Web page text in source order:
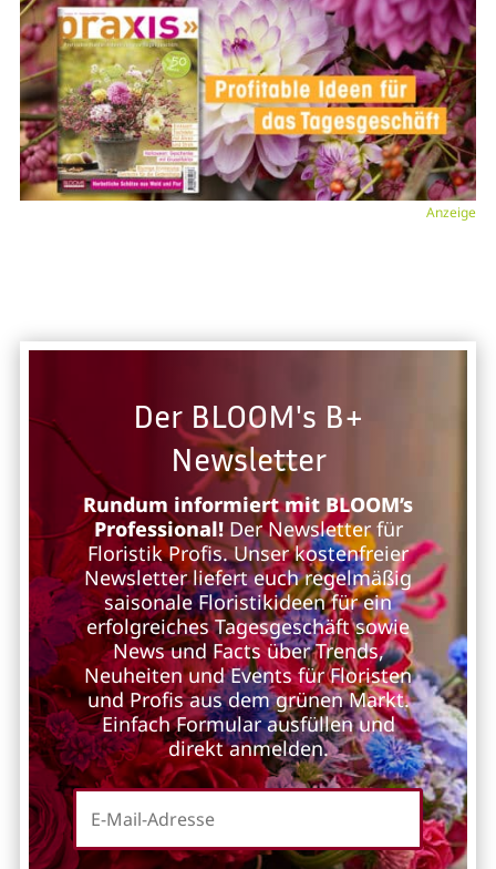
Anzeige
Der BLOOM's B+
Newsletter
Rundum informiert mit BLOOM’s
Professional!Der Newsletter für
Floristik Profis. Unser kostenfreier
Newsletter liefert euch regelmäßig
saisonale Floristikideen für ein
erfolgreiches Tagesgeschäft sowie
News und Facts über Trends,
Neuheiten und Events für Floristen
und Profis aus dem grünen Markt.
Einfach Formular ausfüllen und
direkt anmelden.